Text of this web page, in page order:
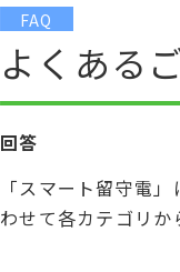
FAQ
よくある
回答
「スマート留守電
わせて各カテゴリか